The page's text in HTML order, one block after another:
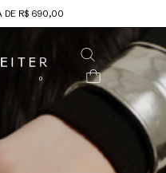
DE R$ 690,00
0